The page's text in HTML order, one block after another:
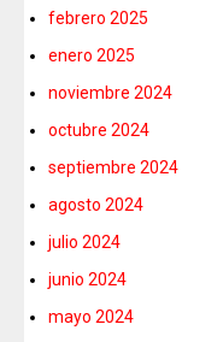
febrero 2025
enero 2025
noviembre 2024
octubre 2024
septiembre 2024
agosto 2024
julio 2024
junio 2024
mayo 2024